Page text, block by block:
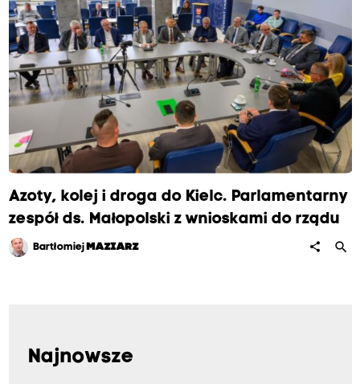
Azoty, kolej i droga do Kielc. Parlamentarny
zespół ds. Małopolski z wnioskami do rządu
Bartłomiej MAZIARZ share search
Najnowsze